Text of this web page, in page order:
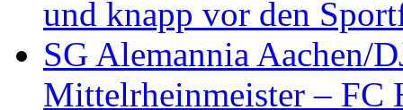
und knapp vor den
SG Alemannia Aachen/
Mittelrheinmeister – FC